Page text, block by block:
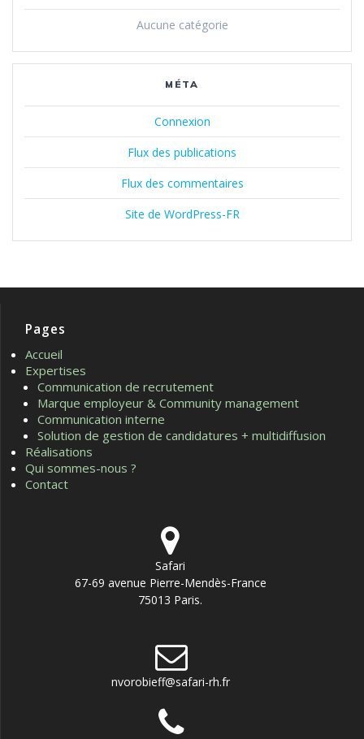
Aucune catégorie
MÉTA
Connexion
Flux des publications
Flux des commentaires
Site de WordPress-FR
Pages
Accueil
Expertises
Communication de recrutement
Marque employeur & Community management
Communication interne
Solution de gestion de candidatures + multidiffusion
Réalisations
Qui sommes-nous ?
Contact
Safari
67-69 avenue Pierre-Mendès-France
75013 Paris.
nvorobieff@safari-rh.fr